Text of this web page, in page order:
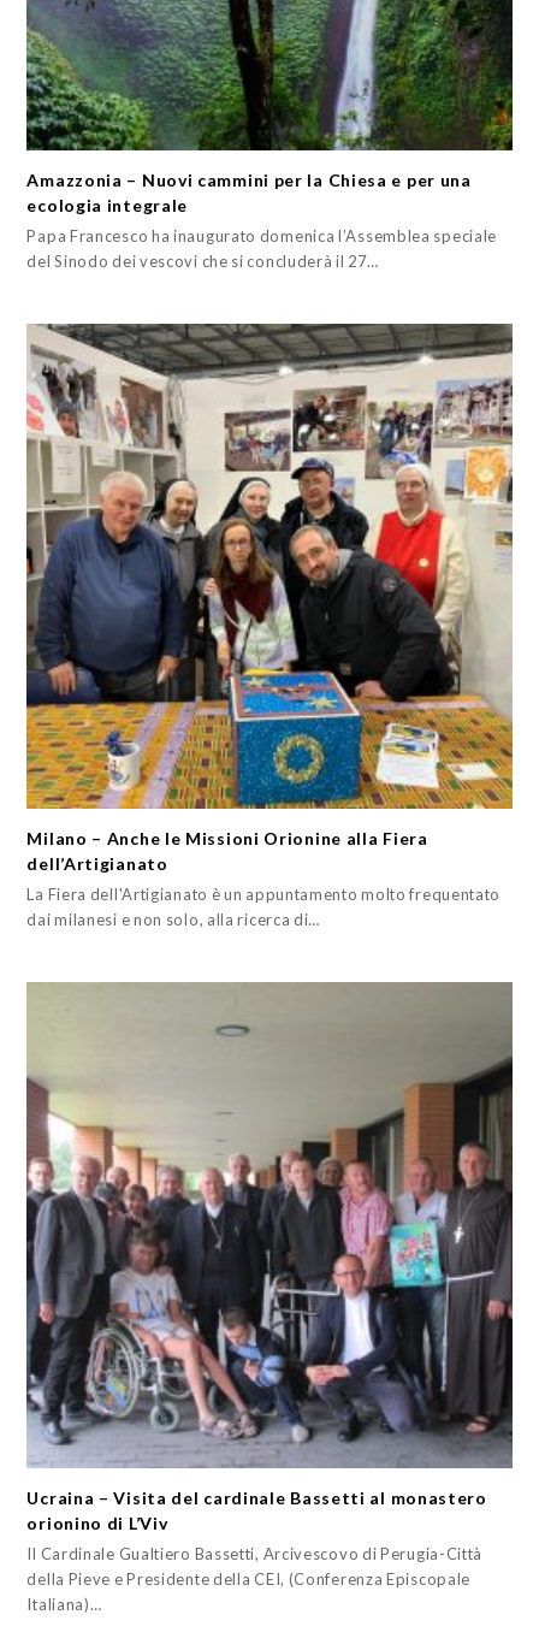
Amazzonia – Nuovi cammini per la Chiesa e per una
ecologia integrale
Papa Francesco ha inaugurato domenica l’Assemblea speciale
del Sinodo dei vescovi che si concluderà il 27…
Milano – Anche le Missioni Orionine alla Fiera
dell’Artigianato
La Fiera dell'Artigianato è un appuntamento molto frequentato
dai milanesi e non solo, alla ricerca di…
Ucraina – Visita del cardinale Bassetti al monastero
orionino di L’Viv
Il Cardinale Gualtiero Bassetti, Arcivescovo di Perugia-Città
della Pieve e Presidente della CEI, (Conferenza Episcopale
Italiana)…